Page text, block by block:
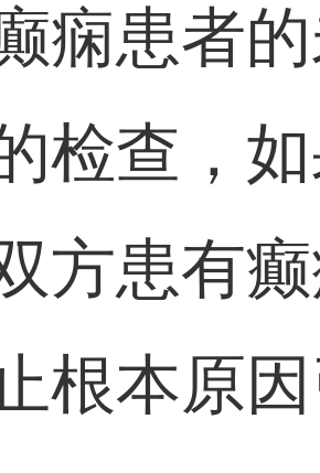
痫患者
检查，
方患有
根本原